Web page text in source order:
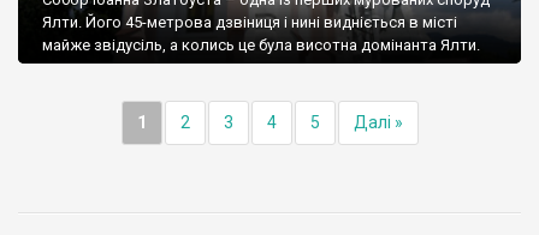
Ялти. Його 45-метрова дзвіниця і нині видніється в місті
майже звідусіль, а колись це була висотна домінанта Ялти.
1 2 3 4 5 Далі »